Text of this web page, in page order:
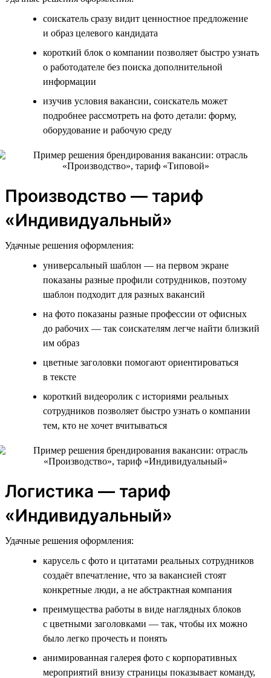
соискатель сразу видит ценностное предложение
и образ целевого кандидата
короткий блок о компании позволяет быстро узнать
о работодателе без поиска дополнительной
информации
изучив условия вакансии, соискатель может
подробнее рассмотреть на фото детали: форму,
оборудование и рабочую среду
Производство — тариф
«Индивидуальный»
Удачные решения оформления:
универсальный шаблон — на первом экране
показаны разные профили сотрудников, поэтому
шаблон подходит для разных вакансий
на фото показаны разные профессии от офисных
до рабочих — так соискателям легче найти близкий
им образ
цветные заголовки помогают ориентироваться
в тексте
короткий видеоролик с историями реальных
сотрудников позволяет быстро узнать о компании
тем, кто не хочет вчитываться
Логистика — тариф
«Индивидуальный»
Удачные решения оформления:
карусель с фото и цитатами реальных сотрудников
создаёт впечатление, что за вакансией стоят
конкретные люди, а не абстрактная компания
преимущества работы в виде наглядных блоков
с цветными заголовками — так, чтобы их можно
было легко прочесть и понять
анимированная галерея фото с корпоративных
мероприятий внизу страницы показывает команду,